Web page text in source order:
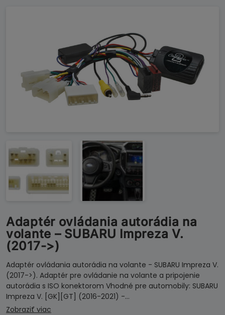
Adaptér ovládania autorádia na
volante – SUBARU Impreza V.
(2017->)
Adaptér ovládania autorádia na volante - SUBARU Impreza V.
(2017->). Adaptér pre ovládanie na volante a pripojenie
autorádia s ISO konektorom Vhodné pre automobily: SUBARU
Impreza V. [GK][GT] (2016-2021) -…
Zobraziť viac